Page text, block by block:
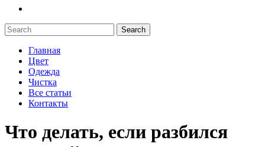
Search
Главная
Цвет
Одежда
Чистка
Все статьи
Контакты
Что делать, если разбился